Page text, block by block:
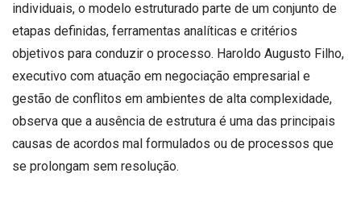
individuais, o modelo estruturado parte de um conjunto de
etapas definidas, ferramentas analíticas e critérios
objetivos para conduzir o processo. Haroldo Augusto Filho,
executivo com atuação em negociação empresarial e
gestão de conflitos em ambientes de alta complexidade,
observa que a ausência de estrutura é uma das principais
causas de acordos mal formulados ou de processos que
se prolongam sem resolução.